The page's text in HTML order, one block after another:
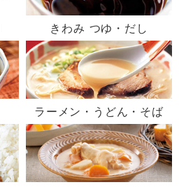
きわみ つゆ・だし
ラーメン・うどん・そば